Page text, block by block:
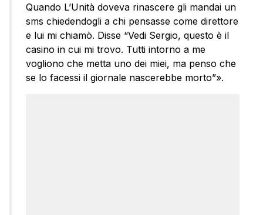
Quando L’Unità doveva rinascere gli mandai un
sms chiedendogli a chi pensasse come direttore
e lui mi chiamò. Disse “Vedi Sergio, questo è il
casino in cui mi trovo. Tutti intorno a me
vogliono che metta uno dei miei, ma penso che
se lo facessi il giornale nascerebbe morto”».